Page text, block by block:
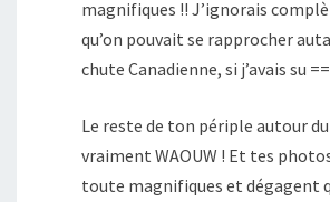
magnifiques !! J’ignorais
qu’on pouvait se rapprocher
chute Canadienne, si j’avais su ==
Le reste de ton périple autour
vraiment WAOUW ! Et tes
toute magnifiques et dégagent